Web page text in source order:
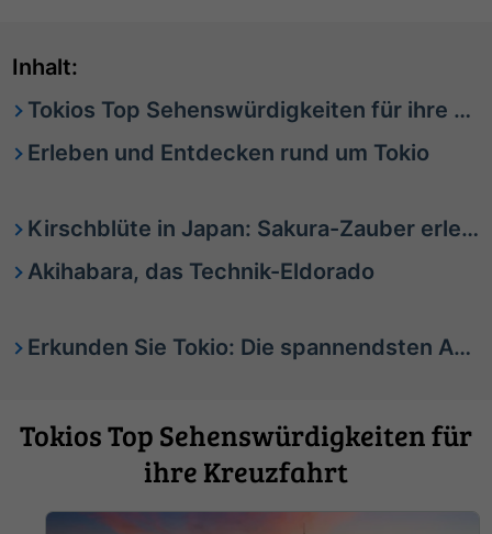
Inhalt:
Tokios Top Sehenswürdigkeiten für ihre Kreuzfahrt
Erleben und Entdecken rund um Tokio
Kirschblüte in Japan: Sakura-Zauber erleben und die beste Reisezeit nutzen
Akihabara, das Technik-Eldorado
Erkunden Sie Tokio: Die spannendsten Aktivitäten für Ihre Reise
Tokios Top Sehenswürdigkeiten für
ihre Kreuzfahrt